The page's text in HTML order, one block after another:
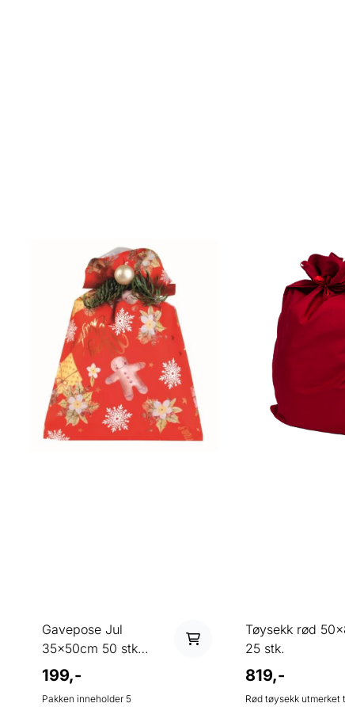
Gavepose Jul
35x50cm 50 stk
assorterte farger
199,-
Pakken inneholder 5
Tøysekk rød
25 stk.
819,-
Rød tøysekk utmerket